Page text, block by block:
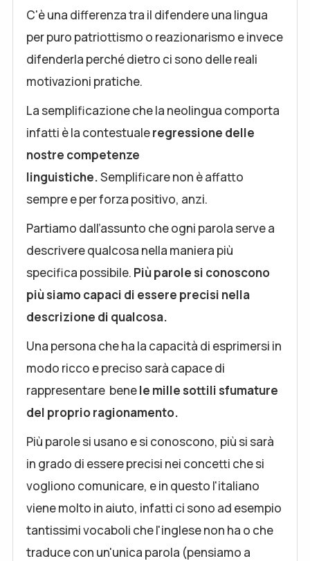
C'è una differenza tra il difendere una lingua
per puro patriottismo o reazionarismo e invece
difenderla perché dietro ci sono delle reali
motivazioni pratiche.
La semplificazione che la neolingua comporta
infatti è la contestualeregressione delle
nostre competenze
linguistiche.Semplificare non è affatto
sempre e per forza positivo, anzi.
Partiamo dall’assunto che ogni parola serve a
descrivere qualcosa nella maniera più
specifica possibile. Più parole si conoscono
più siamo capaci di essere precisi nella
descrizione di qualcosa.
Una persona che ha la capacità di esprimersi in
modo ricco e preciso sarà capace di
rappresentare benele mille sottili sfumature
del proprio ragionamento.
Più parole si usano e si conoscono, più si sarà
in grado di essere precisi nei concetti che si
vogliono comunicare, e in questo l'italiano
viene molto in aiuto, infatti ci sono ad esempio
tantissimi vocaboli che l'inglese non ha o che
traduce con un'unica parola (pensiamo a